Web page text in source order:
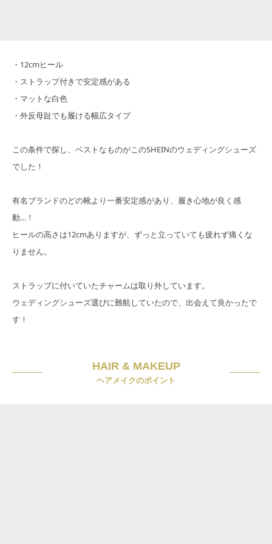
・12cmヒール
・ストラップ付きで安定感がある
・マットな白色
・外反母趾でも履ける幅広タイプ
この条件で探し、ベストなものがこのSHEINのウェディングシューズ
でした！
有名ブランドのどの靴より一番安定感があり、履き心地が良く感
動…！
ヒールの高さは12cmありますが、ずっと立っていても疲れず痛くな
りません。
ストラップに付いていたチャームは取り外しています。
ウェディングシューズ選びに難航していたので、出会えて良かったで
す！
HAIR & MAKEUP
ヘアメイクのポイント